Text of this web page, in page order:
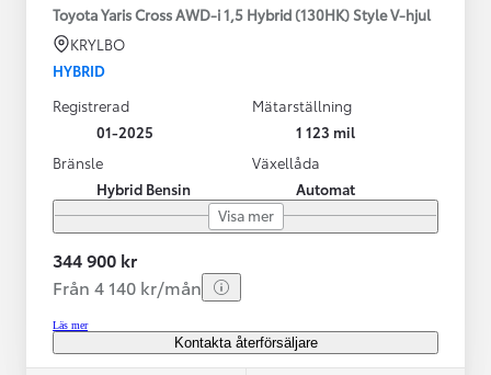
Toyota Yaris Cross AWD-i 1,5 Hybrid (130HK) Style V-hjul
KRYLBO
HYBRID
Registrerad
01-2025
Mätarställning
1 123 mil
Bränsle
Hybrid Bensin
Växellåda
Automat
Visa mer
344 900 kr
Från 4 140 kr/mån
Läs mer
Kontakta återförsäljare